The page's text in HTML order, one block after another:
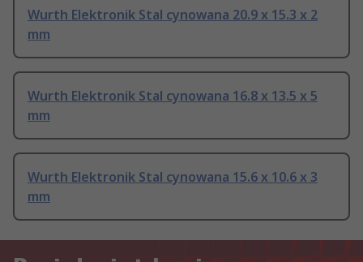
Wurth Elektronik Stal cynowana 20.9 x 15.3 x 2
mm
Wurth Elektronik Stal cynowana 16.8 x 13.5 x 5
mm
Wurth Elektronik Stal cynowana 15.6 x 10.6 x 3
mm